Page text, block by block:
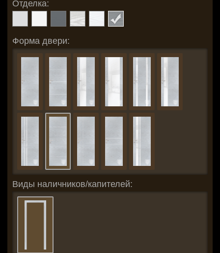
Отделка:
Форма двери:
Виды наличников/капителей: